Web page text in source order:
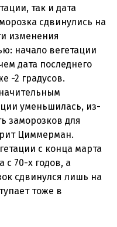
так и дата
сдвинулись на
изменения
начало вегетации
дата последнего
-2 градусов.
уменьшилась, из-
заморозков для
Циммерман.
с конца марта
с 70-х годов, а
сдвинулся лишь на
тоже в